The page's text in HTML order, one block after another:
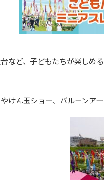
など、子どもたちが楽しめ
けん玉ショー、バルーンアー